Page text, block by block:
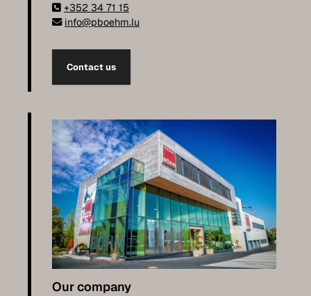
+352 34 71 15
info@pboehm.lu
Contact us
Our company